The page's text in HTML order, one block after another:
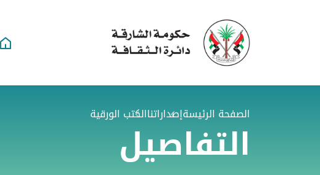
الصفحة الرئيسةإصداراتناالكتب الورقية
التفاصيل